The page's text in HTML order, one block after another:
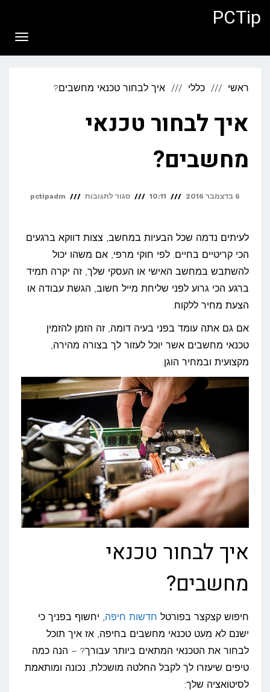
לתוכן
PCTip
ראשי כללי איך לבחור טכנאי מחשבים?
איך לבחור טכנאי
מחשבים?
6 בדצמבר 2016 10:11 סגור לתגובות על
טכנאי
מחשבים?
pctipadm
לעיתים נדמה שכל הבעיות במחשב, צצות דווקא ברגעים
הכי קריטיים בחיים. לפי חוקי מרפי, אם משהו יכול
להשתבש במחשב האישי או העסקי שלך, זה יקרה תמיד
ברגע הכי גרוע לפני שליחת מייל חשוב, הגשת עבודה או
הצעת מחיר ללקוח.
אם גם אתה עומד בפני בעיה דומה, זה הזמן להזמין
טכנאי מחשבים אשר יוכל לעזור לך בצורה מהירה,
מקצועית ובמחיר הוגן.
איך לבחור טכנאי
מחשבים?
חיפוש קצקצר בפורטל חדשות חיפה, יחשוף בפניך כי
ישנם לא מעט טכנאי מחשבים בחיפה, אז איך תוכל
לבחור את הטכנאי המתאים ביותר עבורך? – הנה כמה
טיפים שיעזרו לך לקבל החלטה מושכלת, נכונה ומותאמת
לסיטואציה שלך: